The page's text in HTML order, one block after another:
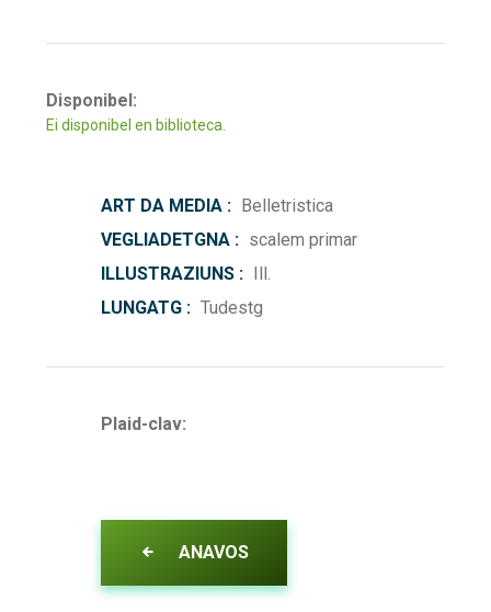
Disponibel:
Ei disponibel en biblioteca.
ART DA MEDIA :
Belletristica
VEGLIADETGNA : scalem primar
ILLUSTRAZIUNS :
Ill.
LUNGATG : Tudestg
Plaid-clav:
ANAVOS